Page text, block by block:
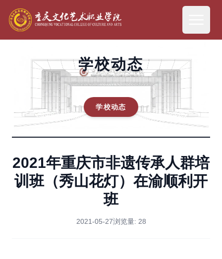
学校动态
学校动态
2021年重庆市非遗传承人群培
训班（秀山花灯）在渝顺利开
班
2021-05-27浏览量: 28